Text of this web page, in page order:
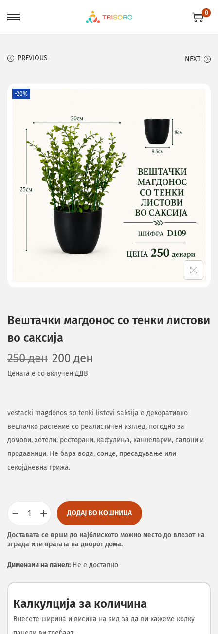
0
PREVIOUS NEXT
-20%
Вештачки магдонос со тенки листови
во саксија
250ден 200 ден
Цената е со вклучен ДДВ
vestacki magdonos so tenki listovi saksija е декоративно
вештачко растение со реалистичен изглед, погодно за
домови, хотели, ресторани, кафулиња, канцеларии, салони и
продавници. Не бара вода, сонце, пресадување или
секојдневна грижа.
ДОДАЈ ВО КОШНИЦА
Доставата се врши до најблиското можно место до влезот на
зграда или вратата на дворот дома.
Димензии на панел: Не е достапно
Калкулција за количина
Внесете ширина и висина на ѕид за да ви кажеме колку